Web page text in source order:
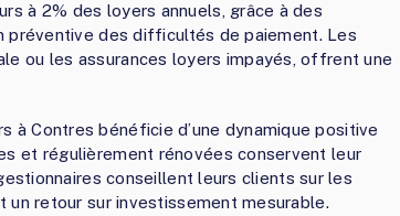
à 2% des loyers annuels, grâce à des
des difficultés de paiement. Les
ou les assurances loyers impayés, offrent une
à Contres bénéficie d’une dynamique positive
et régulièrement rénovées conservent leur
conseillent leurs clients sur les
un retour sur investissement mesurable.